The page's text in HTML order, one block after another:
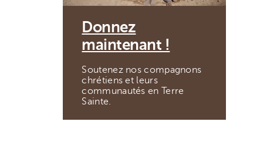
Donnez
maintenant !
Soutenez nos compagnons
chrétiens et leurs
communautés en Terre
Sainte.